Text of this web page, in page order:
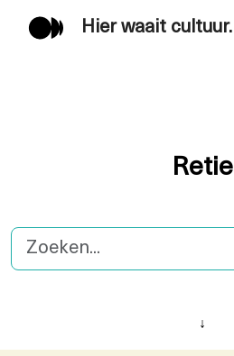
Hier waait cultuur.
Retie
↓